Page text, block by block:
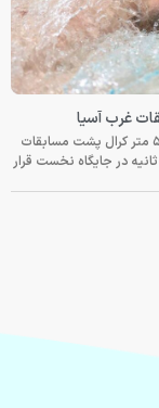
هومر عباسی، شناگر تیم ملی ایران، در دور مقدماتی ماده ۵۰ متر کرال پشت مسابقات